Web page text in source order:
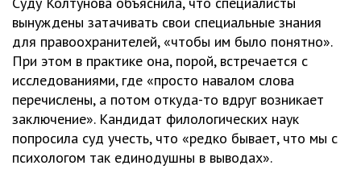
вынуждены затачивать свои специальные знания
для правоохранителей, «чтобы им было понятно».
При этом в практике она, порой, встречается с
исследованиями, где «просто навалом слова
перечислены, а потом откуда-то вдруг возникает
заключение». Кандидат филологических наук
попросила суд учесть, что «редко бывает, что мы с
психологом так единодушны в выводах».